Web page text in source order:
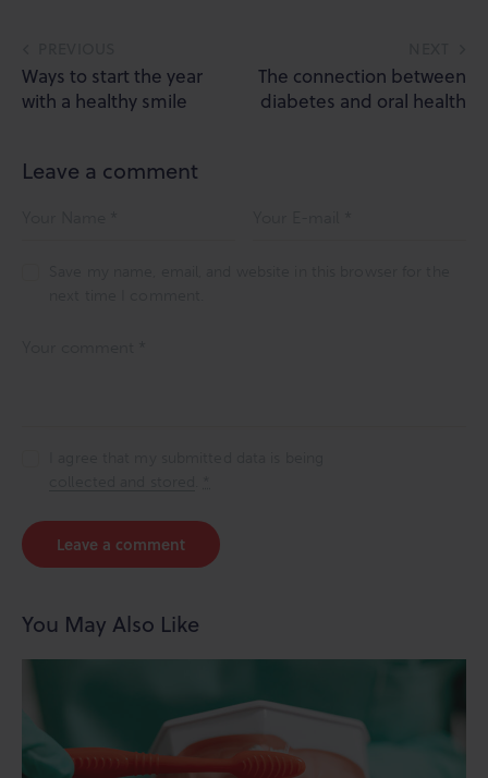
navigation
Ways to start the year
with a healthy smile
The connection between
diabetes and oral health
Leave a comment
You May Also Like